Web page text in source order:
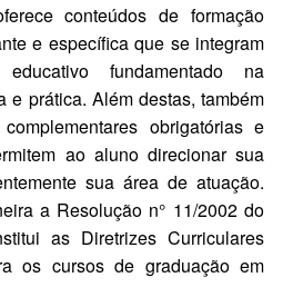
conteúdos de formação
e específica que se integram
fundamentado na
e prática. Além destas, também
obrigatórias e
ao aluno direcionar sua
sua área de atuação.
a Resolução n° 11/2002 do
as Diretrizes Curriculares
os cursos de graduação em